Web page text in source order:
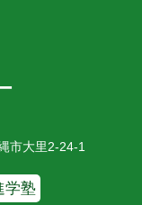
市大里2-24-1
学塾